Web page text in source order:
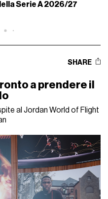
Serie A 2026/27
SHARE
a prendere il
al Jordan World of Flight